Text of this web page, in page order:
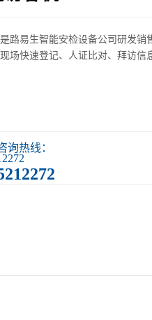
路易生智能安检设备公司研发销
场快速登记、人证比对、拜访信
询热线：